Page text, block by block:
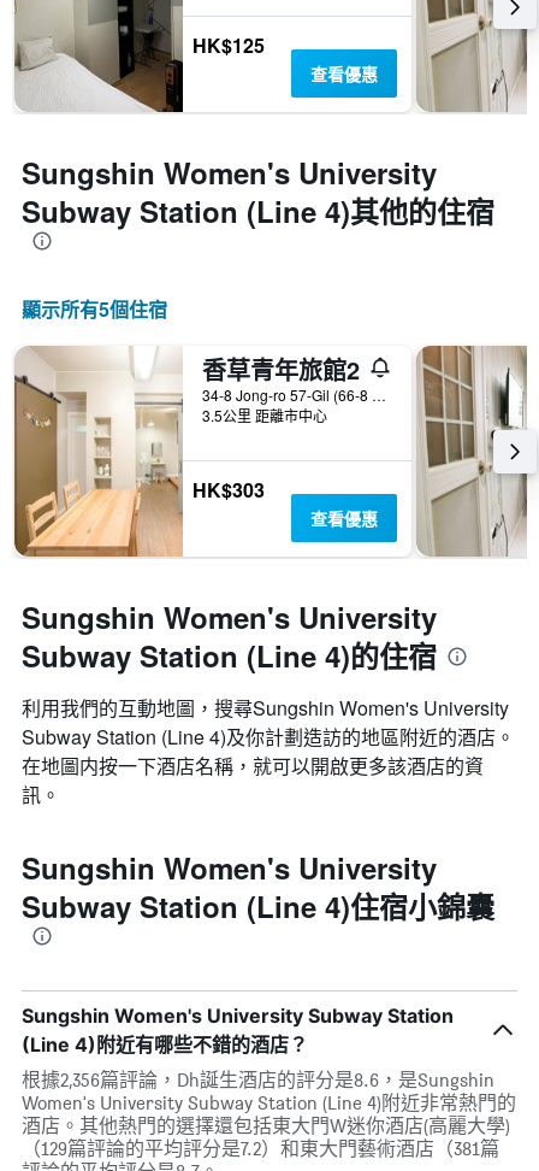
HK$125
查看優惠
Sungshin Women's University
Subway Station (Line 4)​其他的住宿
顯示所有5​個住宿
香草青年旅館2
34-8 Jong-ro 57-Gil (66-8 Sungin-Dong)Jongno-gu, 首爾, 韓國
3.5公里 距離市中心
HK$303
查看優惠
Sungshin Women's University
Subway Station (Line 4)的住宿
利用我們的互動地圖，搜尋Sungshin Women's University
Subway Station (Line 4)​及你計劃造訪的地區附近的酒店。
在地圖内按一下酒店名稱，就可以開啟更多該酒店的資
訊。
Sungshin Women's University
Subway Station (Line 4)住宿小錦囊
Sungshin Women's University Subway Station
(Line 4)附近有哪些不錯的酒店？
根據2,356篇評論，Dh誕生酒店的評分是8.6，是Sungshin
Women's University Subway Station (Line 4)附近非常熱門的
酒店。其他熱門的選擇還包括東大門W迷你酒店(高麗大學)
（129篇評論的平均評分是7.2）和東大門藝術酒店（381篇